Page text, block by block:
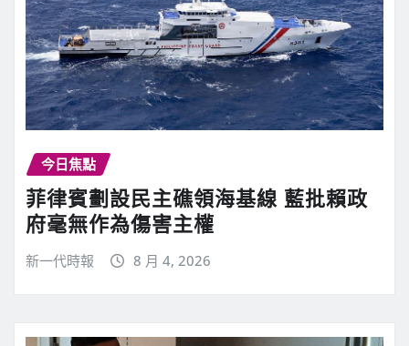
今日焦點
菲律賓劃設民主礁領海基線 藍批賴政
府毫無作為傷害主權
新一代時報 8 月 4, 2026